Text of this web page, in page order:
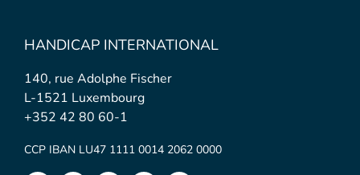
HANDICAP INTERNATIONAL
140, rue Adolphe Fischer
L-1521 Luxembourg
+352 42 80 60-1
CCP IBAN LU47 1111 0014 2062 0000